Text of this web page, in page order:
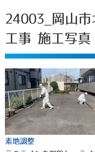
24003_岡山
工事 施工写真
素地調整